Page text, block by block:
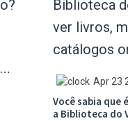
Apr 23
Você sabia que
a Biblioteca do